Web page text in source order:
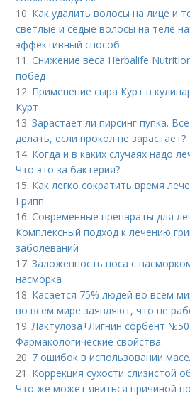
10. Как удалить волосы на лице и
светлые и седые волосы на теле
эффективный способ
11.Снижение веса Herbalife
побед
12. Применение сыра Курт в
Курт
13.Зарастает ли пирсинг пупка.
делать, если прокол не зарастает?
14. Когда и в каких случаях надо
Что это за бактерия?
15. Как легко сократить время
Грипп
16.Современные препараты для
Комплексный подход к лечению
заболеваний
17.Заложенность носа с
насморка
18. Касается 75% людей во всем
во всем мире заявляют, что не
19.Лактулоза+Лигнин сорбент
Фармакологические свойства:
20. 7 ошибок в использовании
21. Коррекция сухости слизистой
Что же может явиться причиной